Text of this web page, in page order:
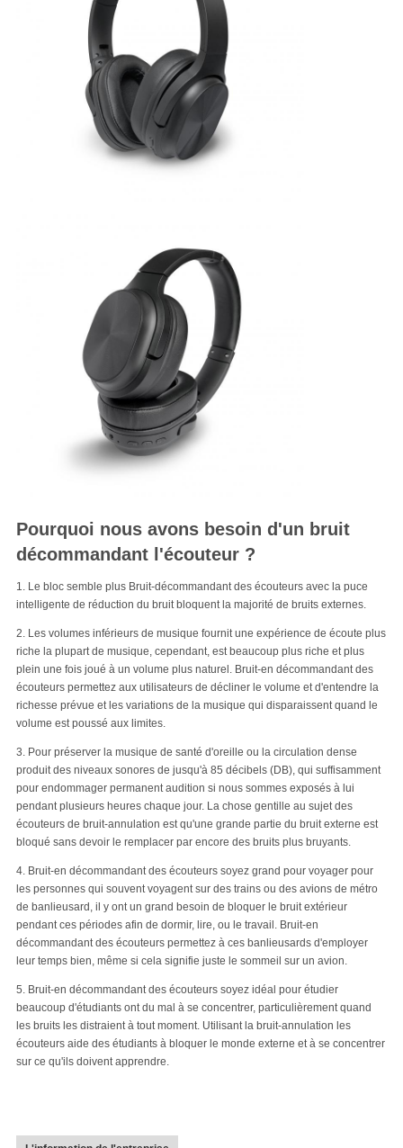
Pourquoi nous avons besoin d'un bruit
décommandant l'écouteur ?
1. Le bloc semble plus Bruit-décommandant des écouteurs avec la puce
intelligente de réduction du bruit bloquent la majorité de bruits externes.
2. Les volumes inférieurs de musique fournit une expérience de écoute plus
riche la plupart de musique, cependant, est beaucoup plus riche et plus
plein une fois joué à un volume plus naturel. Bruit-en décommandant des
écouteurs permettez aux utilisateurs de décliner le volume et d'entendre la
richesse prévue et les variations de la musique qui disparaissent quand le
volume est poussé aux limites.
3. Pour préserver la musique de santé d'oreille ou la circulation dense
produit des niveaux sonores de jusqu'à 85 décibels (DB), qui suffisamment
pour endommager permanent audition si nous sommes exposés à lui
pendant plusieurs heures chaque jour. La chose gentille au sujet des
écouteurs de bruit-annulation est qu'une grande partie du bruit externe est
bloqué sans devoir le remplacer par encore des bruits plus bruyants.
4. Bruit-en décommandant des écouteurs soyez grand pour voyager pour
les personnes qui souvent voyagent sur des trains ou des avions de métro
de banlieusard, il y ont un grand besoin de bloquer le bruit extérieur
pendant ces périodes afin de dormir, lire, ou le travail. Bruit-en
décommandant des écouteurs permettez à ces banlieusards d'employer
leur temps bien, même si cela signifie juste le sommeil sur un avion.
5. Bruit-en décommandant des écouteurs soyez idéal pour étudier
beaucoup d'étudiants ont du mal à se concentrer, particulièrement quand
les bruits les distraient à tout moment. Utilisant la bruit-annulation les
écouteurs aide des étudiants à bloquer le monde externe et à se concentrer
sur ce qu'ils doivent apprendre.